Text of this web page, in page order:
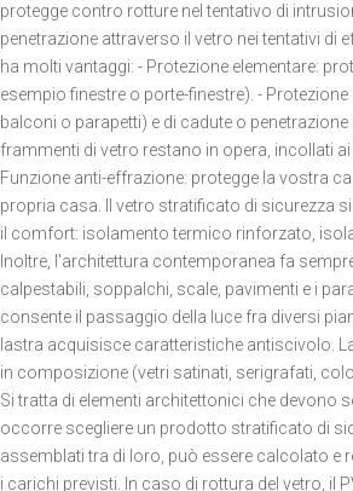
protegge contro rotture nel tentativo di
penetrazione attraverso il vetro nei tentativi di
ha molti vantaggi: - Protezione elementare:
esempio finestre o porte-finestre). -
balconi o parapetti) e di cadute o penetrazione
frammenti di vetro restano in opera, incollati
Funzione anti-effrazione: protegge la vostra
propria casa. Il vetro stratificato di sicurezza
il comfort: isolamento termico rinforzato,
Inoltre, l'architettura contemporanea fa
calpestabili, soppalchi, scale, pavimenti e i
consente il passaggio della luce fra diversi
lastra acquisisce caratteristiche antiscivolo.
in composizione (vetri satinati, serigrafati,
Si tratta di elementi architettonici che devono
occorre scegliere un prodotto stratificato di
assemblati tra di loro, può essere calcolato
i carichi previsti. In caso di rottura del vetro, il